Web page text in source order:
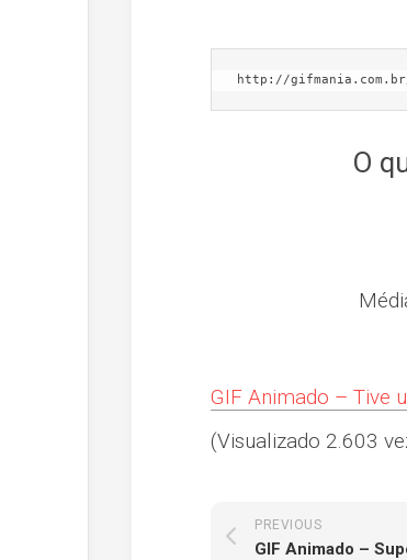
http://
O
GIF Animado – Tive
(Visualizado 2.603
PREVIOUS